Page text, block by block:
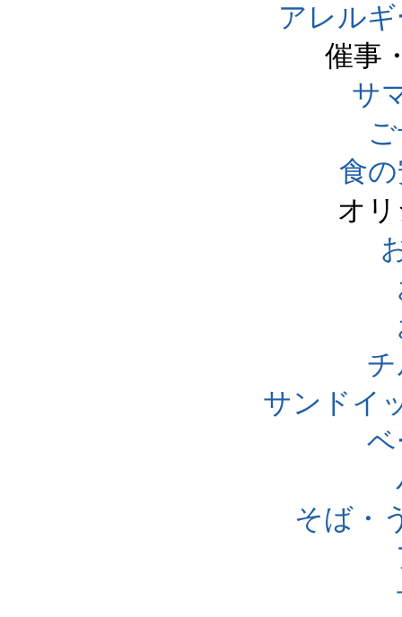
アレル
催事
サ
食
オ
サンドイ
そば・